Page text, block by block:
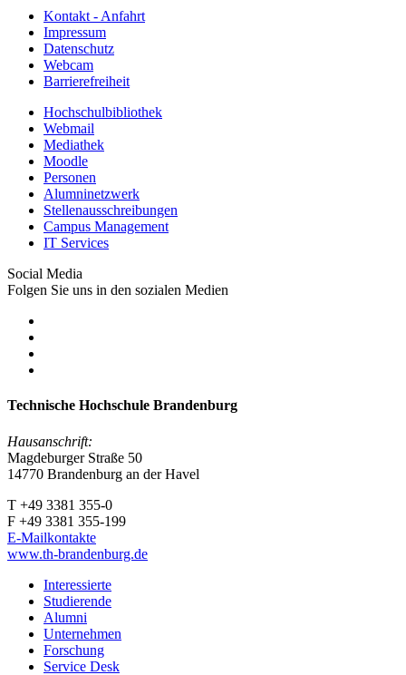
Kontakt - Anfahrt
Impressum
Datenschutz
Webcam
Barrierefreiheit
Hochschulbibliothek
Webmail
Mediathek
Moodle
Personen
Alumninetzwerk
Stellenausschreibungen
Campus Management
IT Services
Social Media
Folgen Sie uns in den sozialen Medien
Technische Hochschule Brandenburg
Hausanschrift:
Magdeburger Straße 50
14770 Brandenburg an der Havel
T +49 3381 355-0
F +49 3381 355-199
E-Mailkontakte
www.th-brandenburg.de
Interessierte
Studierende
Alumni
Unternehmen
Forschung
Service Desk